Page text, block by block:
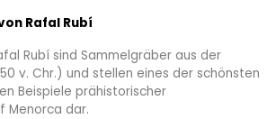
Rafal Rubí
Rubí sind Sammelgräber aus der
v. Chr.) und stellen eines der schönsten
Beispiele prähistorischer
Menorca dar.